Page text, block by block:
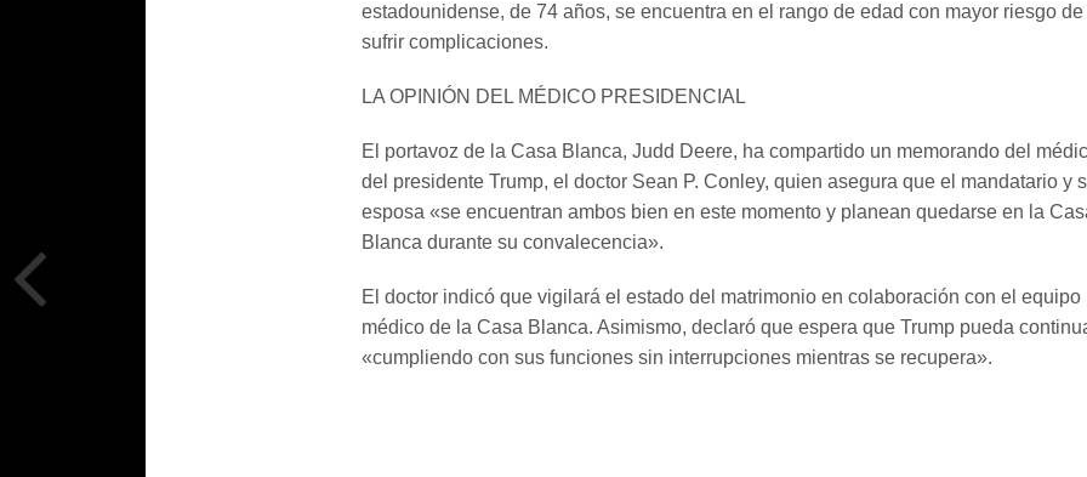
estadounidense, de 74 años, se encuentra en el rango de edad con mayor riesgo de
sufrir complicaciones.
LA OPINIÓN DEL MÉDICO PRESIDENCIAL
El portavoz de la Casa Blanca, Judd Deere, ha compartido un memorando del
del presidente Trump, el doctor Sean P. Conley, quien asegura que el mandatario y
esposa «se encuentran ambos bien en este momento y planean quedarse en la
Blanca durante su convalecencia».
El doctor indicó que vigilará el estado del matrimonio en colaboración con el equipo
médico de la Casa Blanca. Asimismo, declaró que espera que Trump pueda
«cumpliendo con sus funciones sin interrupciones mientras se recupera».